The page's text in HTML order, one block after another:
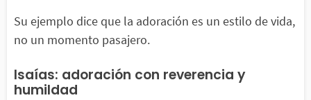
Su ejemplo dice que la adoración es un estilo de vida,
no un momento pasajero.
Isaías: adoración con reverencia y
humildad